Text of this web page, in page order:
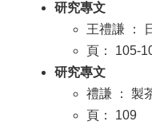
研究專文
王禮謙 ：
頁： 105-
研究專文
禮謙 ： 製
頁： 109